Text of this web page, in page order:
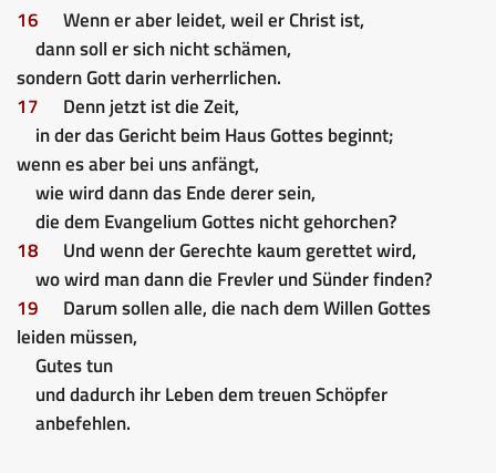
16
Wenn er aber leidet, weil er Christ ist,
dann soll er sich nicht schämen,
sondern Gott darin verherrlichen.
17
Denn jetzt ist die Zeit,
in der das Gericht beim Haus Gottes beginnt;
wenn es aber bei uns anfängt,
wie wird dann das Ende derer sein,
die dem Evangelium Gottes nicht gehorchen?
18
Und wenn der Gerechte kaum gerettet wird,
wo wird man dann die Frevler und Sünder finden?
19
Darum sollen alle, die nach dem Willen Gottes
leiden müssen,
Gutes tun
und dadurch ihr Leben dem treuen Schöpfer
anbefehlen.